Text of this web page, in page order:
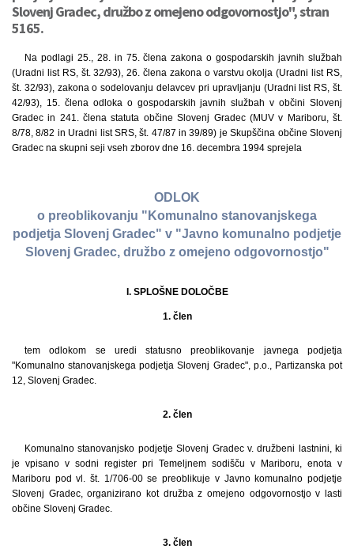
Slovenj Gradec, družbo z omejeno odgovornostjo", stran
5165.
Na podlagi 25., 28. in 75. člena zakona o gospodarskih javnih službah
(Uradni list RS, št. 32/93), 26. člena zakona o varstvu okolja (Uradni list RS,
št. 32/93), zakona o sodelovanju delavcev pri upravljanju (Uradni list RS, št.
42/93), 15. člena odloka o gospodarskih javnih službah v občini Slovenj
Gradec in 241. člena statuta občine Slovenj Gradec (MUV v Mariboru, št.
8/78, 8/82 in Uradni list SRS, št. 47/87 in 39/89) je Skupščina občine Slovenj
Gradec na skupni seji vseh zborov dne 16. decembra 1994 sprejela
ODLOK
o preoblikovanju "Komunalno stanovanjskega
podjetja Slovenj Gradec" v "Javno komunalno podjetje
Slovenj Gradec, družbo z omejeno odgovornostjo"
I. SPLOŠNE DOLOČBE
1. člen
tem odlokom se uredi statusno preoblikovanje javnega podjetja
"Komunalno stanovanjskega podjetja Slovenj Gradec", p.o., Partizanska pot
12, Slovenj Gradec.
2. člen
Komunalno stanovanjsko podjetje Slovenj Gradec v. družbeni lastnini, ki
je vpisano v sodni register pri Temeljnem sodišču v Mariboru, enota v
Mariboru pod vl. št. 1/706-00 se preoblikuje v Javno komunalno podjetje
Slovenj Gradec, organizirano kot družba z omejeno odgovornostjo v lasti
občine Slovenj Gradec.
3. člen